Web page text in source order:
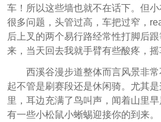
车！所以这些墙也就不在话下。但
很多问题，头管过高，车把过窄，
后上叉的两个易行路经常性打脚后
来，当天回去我就手臂有些酸疼，摇
西溪谷漫步道整体而言风景非
起不管是刷赛段还是休闲骑。尤其
里，耳边充满了鸟叫声，闻着山里
有一些小松鼠小蜥蜴迎接你的到来。